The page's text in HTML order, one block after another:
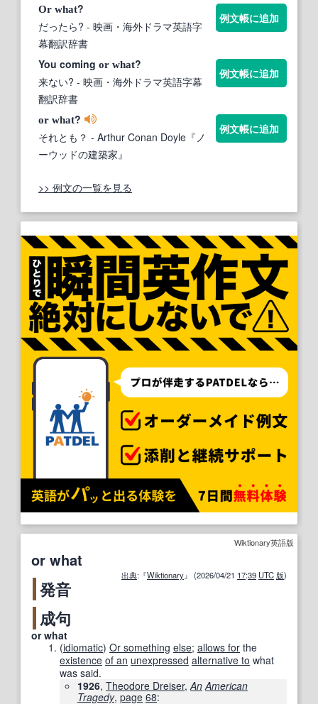
Or what?
だったら? - 映画・海外ドラマ英語字
幕翻訳辞書
例文帳に追加
You coming or what?
来ない? - 映画・海外ドラマ英語字幕
翻訳辞書
例文帳に追加
or what?
それとも？ - Arthur Conan Doyle『ノ
ーウッドの建築家』
例文帳に追加
>> 例文の一覧を見る
Wiktionary英語版
or what
出典:『Wiktionary』 (2026/04/21 17:39 UTC 版)
発音
成句
or what
(idiomatic) Or something else; allows for the
existence of an unexpressed alternative to what
was said.
1926, Theodore Dreiser, An American
Tragedy, page 68: